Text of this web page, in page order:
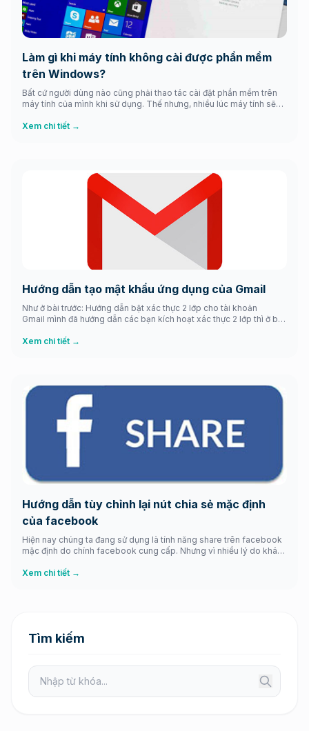
Làm gì khi máy tính không cài được phần mềm
trên Windows?
Bất cứ người dùng nào cũng phải thao tác cài đặt phần mềm trên
máy tính của mình khi sử dụng. Thế nhưng, nhiều lúc máy tính sẽ
từ chối chạy, báo lỗi,… đặc biệt là các phần mềm hay ứng dụng […]
Xem chi tiết →
Hướng dẫn tạo mật khẩu ứng dụng của Gmail
Như ở bài trước: Hướng dẫn bật xác thực 2 lớp cho tài khoản
Gmail mình đã hướng dẫn các bạn kích hoạt xác thực 2 lớp thì ở bài
SMTP cho việc sử dụng Gmail làm máy chủ mail để tích hợp vào
Xem chi tiết →
Hướng dẫn tùy chỉnh lại nút chia sẻ mặc định
của facebook
Hiện nay chúng ta đang sử dụng là tính năng share trên facebook
mặc định do chính facebook cung cấp. Nhưng vì nhiều lý do khác
của bạn. Vì đơn giản là nút share facebook nhiều khi bạn không
Xem chi tiết →
Tìm kiếm